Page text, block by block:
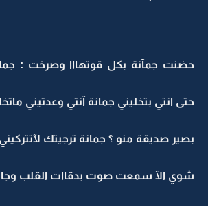
حضنت جمآنة بكل قوتهااا وصرخت :
حتى انتي بتخليني جمآنة آنتي وعدتيني
بصير صديقة منو ؟ جمآنة ترجيتك
شوي الآ سمعت صوت بدقاات القلب وجآ